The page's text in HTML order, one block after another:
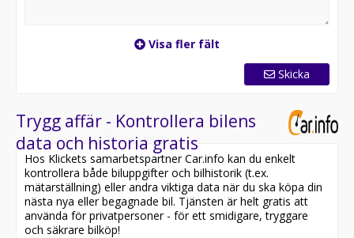
Varmt välkomna ska ni vara.
Visa fler fält
Skicka
Trygg affär - Kontrollera bilens
data och historia gratis
Hos Klickets samarbetspartner Car.info kan du enkelt
kontrollera både biluppgifter och bilhistorik (t.ex.
mätarställning) eller andra viktiga data när du ska köpa din
nästa nya eller begagnade bil. Tjänsten är helt gratis att
använda för privatpersoner - för ett smidigare, tryggare
och säkrare bilköp!